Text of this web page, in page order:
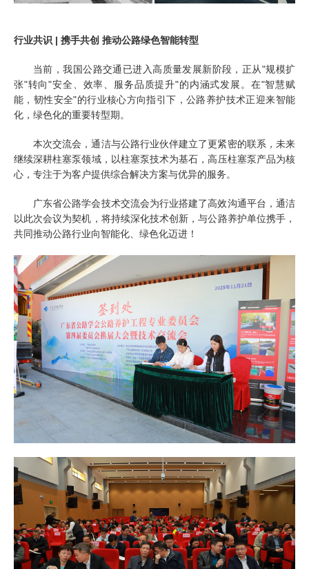
行业共识 | 携手共创 推动公路绿色智能转型
当前，我国公路交通已进入高质量发展新阶段，正从"规模扩
张"转向"安全、效率、服务品质提升"的内涵式发展。在"智慧赋
能，韧性安全"的行业核心方向指引下，公路养护技术正迎来智能
化，绿色化的重要转型期。
本次交流会，通洁与公路行业伙伴建立了更紧密的联系，未来
继续深耕柱塞泵领域，以柱塞泵技术为基石，高压柱塞泵产品为核
心，专注于为客户提供综合解决方案与优异的服务。
广东省公路学会技术交流会为行业搭建了高效沟通平台，通洁
以此次会议为契机，将持续深化技术创新，与公路养护单位携手，
共同推动公路行业向智能化、绿色化迈进！